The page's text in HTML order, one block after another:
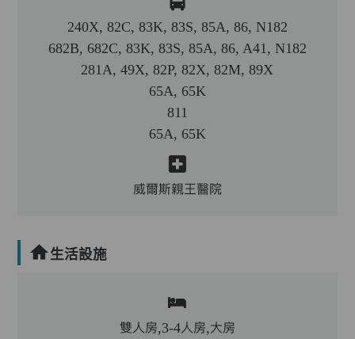
240X, 82C, 83K, 83S, 85A, 86, N182
682B, 682C, 83K, 83S, 85A, 86, A41, N182
281A, 49X, 82P, 82X, 82M, 89X
65A, 65K
811
65A, 65K
威爾斯親王醫院
生活設施
雙人房,3-4人房,大房